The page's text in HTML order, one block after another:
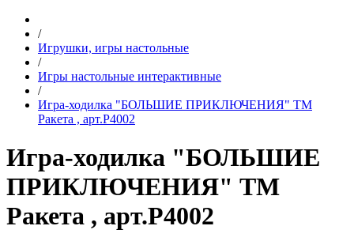
/
Игрушки, игры настольные
/
Игры настольные интерактивные
/
Игра-ходилка "БОЛЬШИЕ ПРИКЛЮЧЕНИЯ" ТМ
Ракета , арт.Р4002
Игра-ходилка "БОЛЬШИЕ
ПРИКЛЮЧЕНИЯ" ТМ
Ракета , арт.Р4002